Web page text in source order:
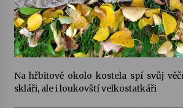
Na hřbitově okolo kostela spí svůj
skláři, ale i loukovští velkostatkáři